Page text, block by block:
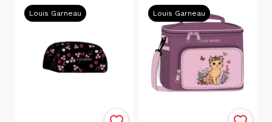
Marque
Louis
Garneau
(88)
Execo
Louis Garneau Louis Garneau